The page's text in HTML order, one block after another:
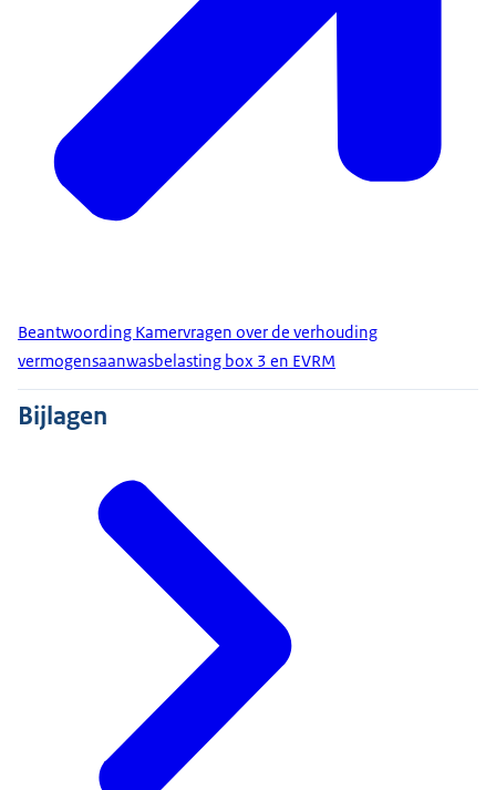
Beantwoording Kamervragen over de verhouding
vermogensaanwasbelasting box 3 en EVRM
Bijlagen